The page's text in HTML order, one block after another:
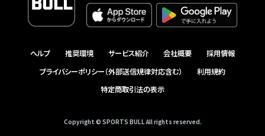
ヘルプ 推奨環境 サービス紹介 会社概要
採用情報
プライバシーポリシー（外部送信規律対応含む）
利用規約
特定商取引法の表示
Copyright © SPORTS BULL All rights reserved.